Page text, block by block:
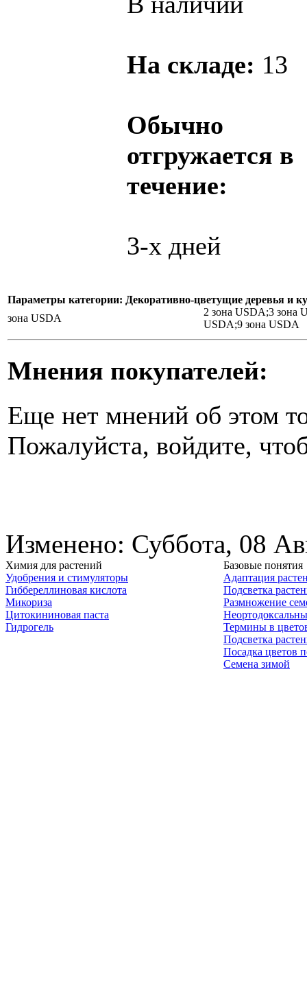
На складе: 13
Обычно
отгружается в
течение:
3-х дней
Параметры категории: Декоративно-цветущие деревья и
зона USDA
2 зона USDA;3 зона
USDA;9 зона USDA
Мнения покупателей:
Еще нет мнений об этом
Пожалуйста, войдите,
Изменено: Суббота, 08
Химия для растений
Удобрения и стимуляторы
Гиббереллиновая кислота
Микориза
Цитокининовая паста
Гидрогель
Базовые понятия
Адаптация
Подсветка
Размножение
Термины в
Подсветка
Посадка цветов
Семена зимой